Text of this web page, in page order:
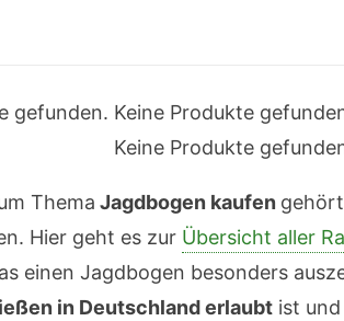
gefunden. Keine Produkte
Keine Produkte
Thema Jagdbogen kaufen
Hier geht es zur Übersicht aller
einen Jagdbogen besonders
in Deutschland erlaubt ist